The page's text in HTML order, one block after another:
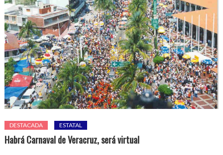
DESTACADA ESTATAL
Habrá Carnaval de Veracruz, será virtual